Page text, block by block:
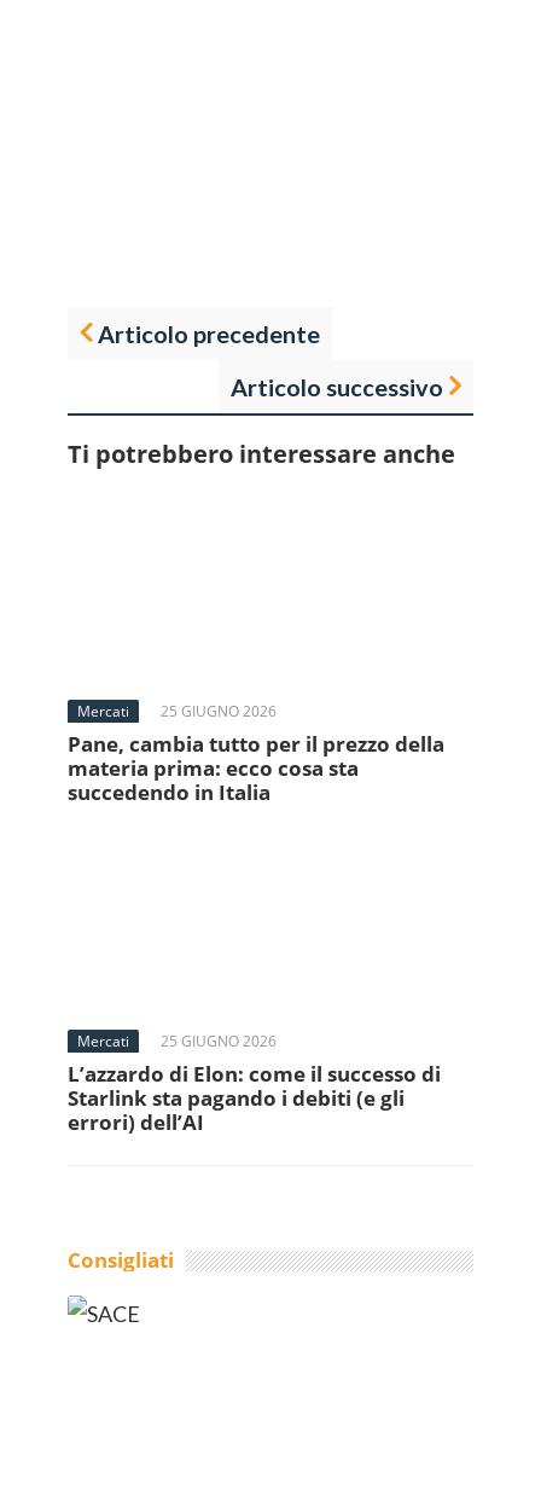
Articolo precedente
Articolo successivo
Ti potrebbero interessare anche
Mercati 25 GIUGNO 2026
Pane, cambia tutto per il prezzo della
materia prima: ecco cosa sta
succedendo in Italia
Mercati 25 GIUGNO 2026
L’azzardo di Elon: come il successo di
Starlink sta pagando i debiti (e gli
errori) dell’AI
Consigliati